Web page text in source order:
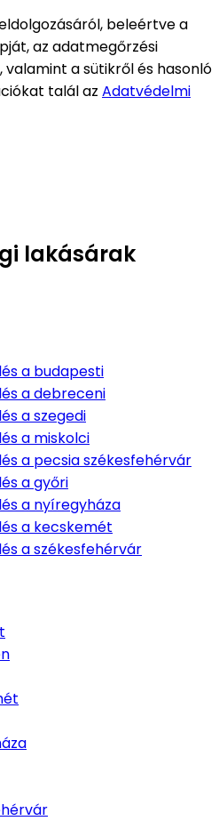
beleértve a
az adatmegőrzési
valamint a sütikről és hasonló
talál az Adatvédelmi
lakásárak
a budapesti
a debreceni
a szegedi
a miskolci
a pecsia székesfehérvár
a győri
a nyíregyháza
a kecskemét
a székesfehérvár